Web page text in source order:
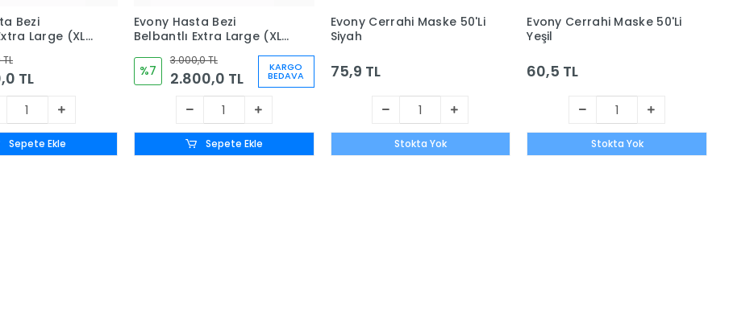
Bezi
Large (XL)
TL
Sepete Ekle
Evony Hasta Bezi
Belbantlı Extra Large (XL)
Adet)
%7
3.000,0 TL
2.800,0 TL
KARGO
BEDAVA
Sepete Ekle
Evony Cerrahi Maske 50'Li
Siyah
75,9 TL
Stokta Yok
Evony Cerrahi Maske 50'Li
Yeşil
60,5 TL
Stokta Yok